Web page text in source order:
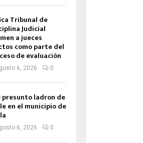
Tribunal de
Judicial
a jueces
como parte del
de evaluación
6, 2026 0
presunto ladron de
en el municipio de
6, 2026 0